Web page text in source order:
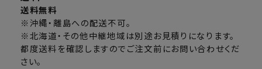
送料無料
※沖縄・離島への配送不可。
※北海道・その他中継地域は別途お見積りになります。
都度送料を確認しますのでご注文前にお問い合わせくだ
さい。